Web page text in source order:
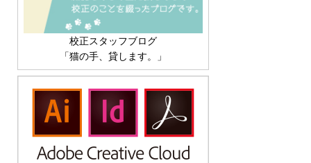
校正スタッフブログ
「猫の手、貸します。」